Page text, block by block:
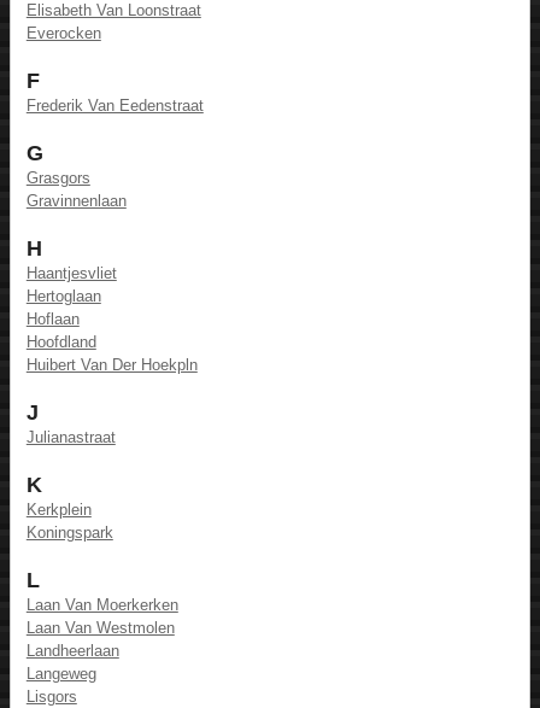
Elisabeth Van Loonstraat
Everocken
F
Frederik Van Eedenstraat
G
Grasgors
Gravinnenlaan
H
Haantjesvliet
Hertoglaan
Hoflaan
Hoofdland
Huibert Van Der Hoekpln
J
Julianastraat
K
Kerkplein
Koningspark
L
Laan Van Moerkerken
Laan Van Westmolen
Landheerlaan
Langeweg
Lisgors